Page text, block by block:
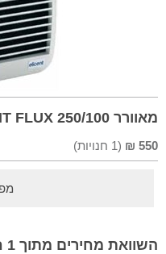
מאוורר ELICENT FLUX 250/100
550
₪
(
1 חנויות)
השוואת מחירים מתוך 1 חנויות